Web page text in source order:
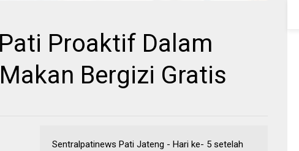
Proaktif Dalam
Bergizi Gratis
Sentralpatinews Pati Jateng - Hari ke- 5 setelah